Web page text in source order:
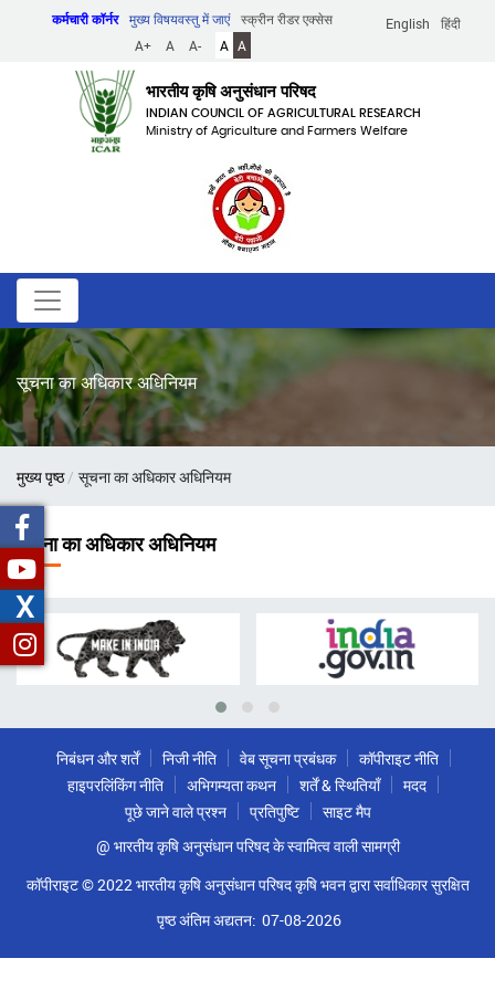
English हिंदी
कर्मचारी कॉर्नर मुख्य विषयवस्तु में जाएं
स्क्रीन रीडर एक्सेस
A+
A A- A A
भारतीय कृषि अनुसंधान परिषद
INDIAN COUNCIL OF AGRICULTURAL RESEARCH
Ministry of Agriculture and Farmers Welfare
सूचना का अधिकार अधिनियम
पग
चिन्ह
मुख्य पृष्ठ सूचना का अधिकार अधिनियम
सूचना का अधिकार अधिनियम
निबंधन और शर्तें निजी नीति वेब सूचना प्रबंधक
कॉपीराइट नीति
हाइपरलिंकिंग नीति
अभिगम्यता कथन शर्तें & स्थितियाँ
मदद
पूछे जाने वाले प्रश्न
प्रतिपुष्टि
साइट मैप
@ भारतीय कृषि अनुसंधान परिषद के स्वामित्व वाली सामग्री
कॉपीराइट © 2022 भारतीय कृषि अनुसंधान परिषद कृषि भवन द्वारा सर्वाधिकार सुरक्षित
पृष्ठ अंतिम अद्यतन: 07-08-2026
X